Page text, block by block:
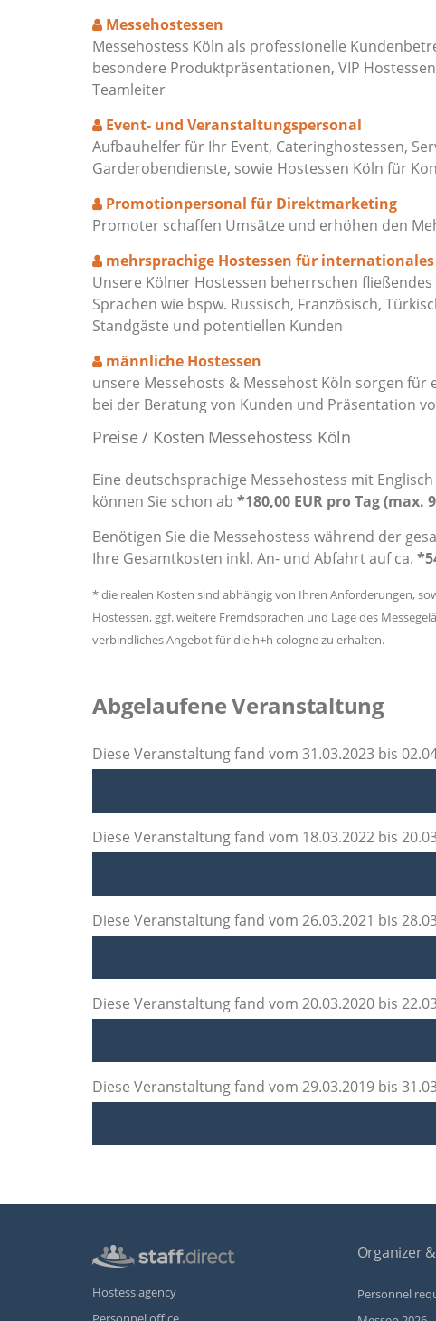
Messehostessen
Messehostess Köln als professionelle
besondere Produktpräsentationen, VIP
Teamleiter
Event- und Veranstaltungspersonal
Aufbauhelfer für Ihr Event, Cateringhostessen,
Garderobendienste, sowie Hostessen Köln für
Promotionpersonal für Direktmarketing
Promoter schaffen Umsätze und erhöhen den
mehrsprachige Hostessen für
Unsere Kölner Hostessen beherrschen
Sprachen wie bspw. Russisch, Französisch,
Standgäste und potentiellen Kunden
männliche Hostessen
unsere Messehosts & Messehost Köln sorgen
bei der Beratung von Kunden und Präsentation
Preise / Kosten Messehostess Köln
Eine deutschsprachige Messehostess mit
können Sie schon ab *180,00 EUR pro Tag (max.
Benötigen Sie die Messehostess während der
Ihre Gesamtkosten inkl. An- und Abfahrt auf ca.
* die realen Kosten sind abhängig von Ihren Anforderungen,
Hostessen, ggf. weitere Fremdsprachen und Lage des
verbindliches Angebot für die h+h cologne zu erhalten.
Abgelaufene Veranstaltung
Diese Veranstaltung fand vom 31.03.2023 bis
Diese Veranstaltung fand vom 18.03.2022 bis
Diese Veranstaltung fand vom 26.03.2021 bis
Diese Veranstaltung fand vom 20.03.2020 bis
Diese Veranstaltung fand vom 29.03.2019 bis
Hostess agency
Organizer
Personnel